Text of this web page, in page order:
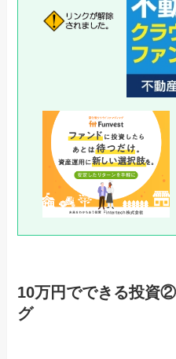
10万円でできる投資
グ